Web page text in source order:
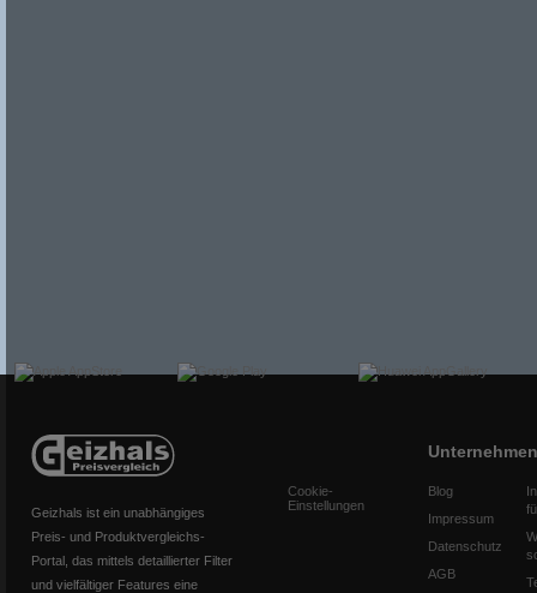
Geizhals ist ein unabhängiges
Preis- und Produktvergleichs-
Portal, das mittels detaillierter Filter
und vielfältiger Features eine
Cookie-
Einstellungen
Unternehmen
Blog
Impressum
Datenschutz
AGB